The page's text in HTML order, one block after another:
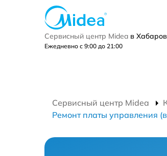
Сервисный центр Midea в
Ежедневно с 9:00 до 21:00
Сервисный центр Midea
Ремонт платы управления